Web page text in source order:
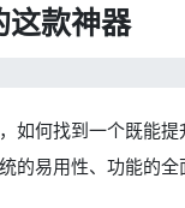
这款神器
如何找到一个既能
的易用性、功能的全